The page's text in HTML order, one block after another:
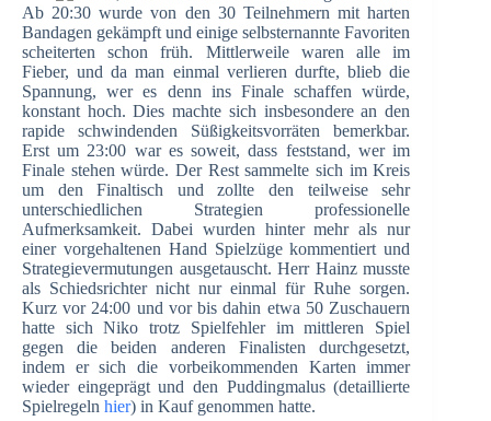
Ab 20:30 wurde von den 30 Teilnehmern mit harten
Bandagen gekämpft und einige selbsternannte Favoriten
scheiterten schon früh. Mittlerweile waren alle im
Fieber, und da man einmal verlieren durfte, blieb die
Spannung, wer es denn ins Finale schaffen würde,
konstant hoch. Dies machte sich insbesondere an den
rapide schwindenden Süßigkeitsvorräten bemerkbar.
Erst um 23:00 war es soweit, dass feststand, wer im
Finale stehen würde. Der Rest sammelte sich im Kreis
um den Finaltisch und zollte den teilweise sehr
unterschiedlichen Strategien professionelle
Aufmerksamkeit. Dabei wurden hinter mehr als nur
einer vorgehaltenen Hand Spielzüge kommentiert und
Strategievermutungen ausgetauscht. Herr Hainz musste
als Schiedsrichter nicht nur einmal für Ruhe sorgen.
Kurz vor 24:00 und vor bis dahin etwa 50 Zuschauern
hatte sich Niko trotz Spielfehler im mittleren Spiel
gegen die beiden anderen Finalisten durchgesetzt,
indem er sich die vorbeikommenden Karten immer
wieder eingeprägt und den Puddingmalus (detaillierte
Spielregeln hier) in Kauf genommen hatte.